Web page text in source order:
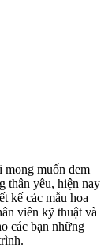
muốn đem
thân yêu, hiện nay
kế các mẫu hoa
viên kỹ thuật và
các bạn những